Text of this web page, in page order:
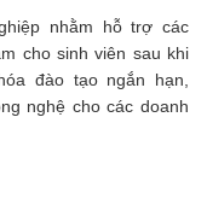
nhằm hỗ trợ các
cho sinh viên sau khi
đào tạo ngắn hạn,
nghệ cho các doanh